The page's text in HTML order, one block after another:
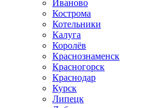
Иваново
Кострома
Котельники
Калуга
Королёв
Краснознаменск
Красногорск
Краснодар
Курск
Липецк